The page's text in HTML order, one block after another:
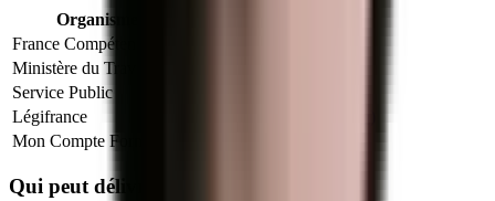
Organisme
France Compétences
Ministère du Travail
Service Public
Légifrance
Mon Compte Formation
Qui peut délivrer le titre